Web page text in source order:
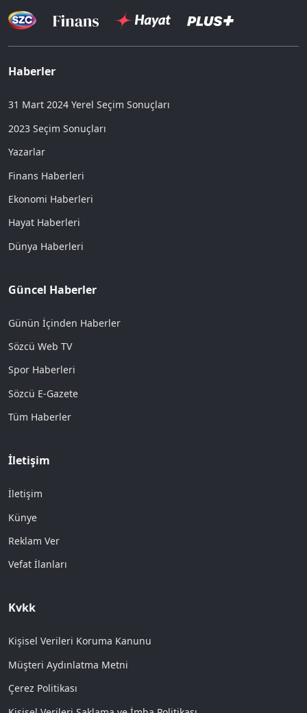
Haberler
31 Mart 2024 Yerel Seçim Sonuçları
2023 Seçim Sonuçları
Yazarlar
Finans Haberleri
Ekonomi Haberleri
Hayat Haberleri
Dünya Haberleri
Güncel Haberler
Günün İçinden Haberler
Sözcü Web TV
Spor Haberleri
Sözcü E-Gazete
Tüm Haberler
İletişim
İletişim
Künye
Reklam Ver
Vefat İlanları
Kvkk
Kişisel Verileri Koruma Kanunu
Müşteri Aydınlatma Metni
Çerez Politikası